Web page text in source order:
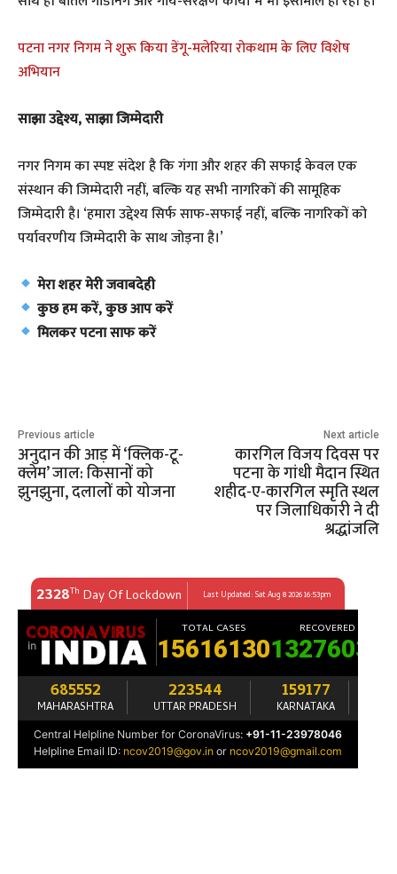
पटना नगर निगम ने शुरू किया डेंगू-मलेरिया रोकथाम के लिए विशेष
अभियान
साझा उद्देश्य, साझा जिम्मेदारी
नगर निगम का स्पष्ट संदेश है कि गंगा और शहर की सफाई केवल एक
संस्थान की जिम्मेदारी नहीं, बल्कि यह सभी नागरिकों की सामूहिक
जिम्मेदारी है। ‘हमारा उद्देश्य सिर्फ साफ-सफाई नहीं, बल्कि नागरिकों को
पर्यावरणीय जिम्मेदारी के साथ जोड़ना है।’
मेरा शहर मेरी जवाबदेही
कुछ हम करें, कुछ आप करें
मिलकर पटना साफ करें
Previous article
अनुदान की आड़ में ‘क्लिक-टू-
क्लेम’ जाल: किसानों को
झुनझुना, दलालों को योजना
Next article
कारगिल विजय दिवस पर
पटना के गांधी मैदान स्थित
शहीद-ए-कारगिल स्मृति स्थल
पर जिलाधिकारी ने दी
श्रद्धांजलि